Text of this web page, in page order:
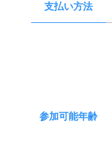
支払い方法
参加可能年齢